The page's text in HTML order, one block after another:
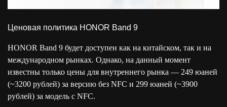
Ценовая политика HONOR Band 9
HONOR Band 9 будет доступен как на китайском, так и на
международном рынках. Однако, на данный момент
известны только цены для внутреннего рынка — 249 юаней
(~3200 рублей) за версию без NFC и 299 юаней (~3900
рублей) за модель с NFC.